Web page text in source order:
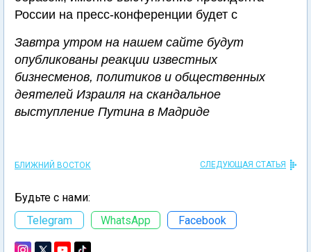
России на пресс-конференции будет с
Завтра утром на нашем сайте будут
опубликованы реакции известных
бизнесменов, политиков и общественных
деятелей Израиля на скандальное
выступление Путина в Мадриде
БЛИЖНИЙ ВОСТОК СЛЕДУЮЩАЯ СТАТЬЯ
Будьте с нами:
Telegram
WhatsApp Facebook